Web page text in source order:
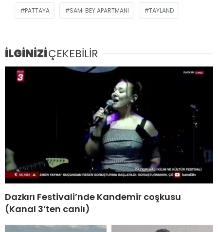
PATTAYA SAMI BEY APARTMANI TAYLAND
İLGİNİZİÇEKEBİLİR
Dazkırı Festivali’nde Kandemir coşkusu
(Kanal 3’ten canlı)